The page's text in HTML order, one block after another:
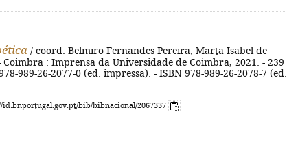
/ coord. Belmiro Fernandes Pereira, Marta Isabel de
Coimbra : Imprensa da Universidade de Coimbra, 2021. - 239
989-26-2077-0 (ed. impressa). - ISBN 978-989-26-2078-7 (ed.
bib/bibnacional/2067337